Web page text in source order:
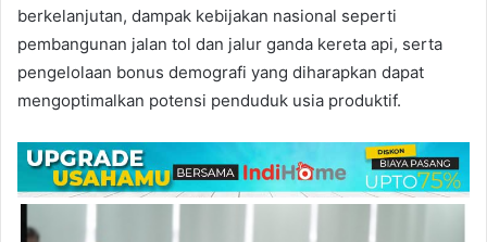
berkelanjutan, dampak kebijakan nasional seperti
pembangunan jalan tol dan jalur ganda kereta api, serta
pengelolaan bonus demografi yang diharapkan dapat
mengoptimalkan potensi penduduk usia produktif.